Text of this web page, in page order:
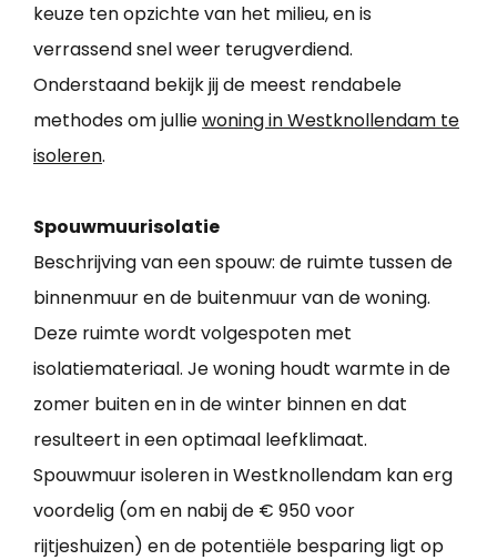
keuze ten opzichte van het milieu, en is
verrassend snel weer terugverdiend.
Onderstaand bekijk jij de meest rendabele
methodes om julliewoning in Westknollendam te
isoleren.
Spouwmuurisolatie
Beschrijving van een spouw: de ruimte tussen de
binnenmuur en de buitenmuur van de woning.
Deze ruimte wordt volgespoten met
isolatiemateriaal. Je woning houdt warmte in de
zomer buiten en in de winter binnen en dat
resulteert in een optimaal leefklimaat.
Spouwmuur isoleren in Westknollendam kan erg
voordelig (om en nabij de € 950 voor
rijtjeshuizen) en de potentiële besparing ligt op